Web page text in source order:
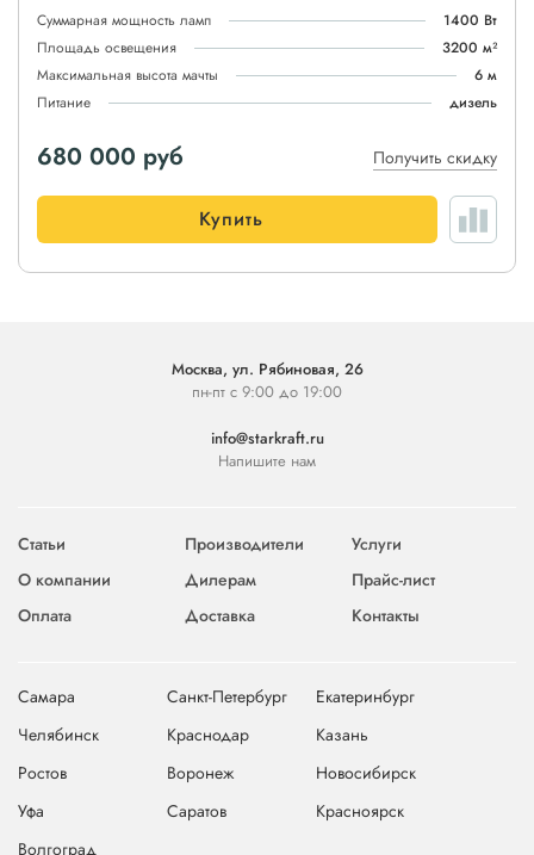
Суммарная мощность ламп
1400 Вт
Площадь освещения
3200 м²
Максимальная высота мачты
6 м
Питание
дизель
680 000 руб Получить скидку
Купить
Москва, ул. Рябиновая, 26
пн-пт с 9:00 до 19:00
info@starkraft.ru
Напишите нам
Статьи Производители
Услуги
О компании
Дилерам
Прайс-лист
Оплата
Доставка Контакты
Самара Санкт-Петербург
Екатеринбург
Челябинск
Краснодар
Казань
Ростов
Воронеж
Новосибирск
Уфа
Саратов
Красноярск
Волгоград